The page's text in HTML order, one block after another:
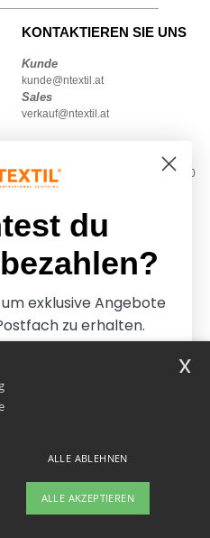
KONTAKTIEREN SIE UNS
Kunde
kunde@ntextil.at
Sales
verkauf@ntextil.at
Montag – Donnerstag: 10:00–13:00
& 14:00–17:30
Freitag: 10:00–14:00
ALLE ABLEHNEN
ALLE AKZEPTIEREN
x
du
exklusive Angebote
zu erhalten.
weniger